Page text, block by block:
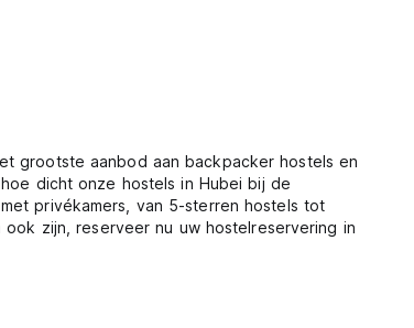
grootste aanbod aan backpacker hostels en
dicht onze hostels in Hubei bij de
privékamers, van 5-sterren hostels tot
zijn, reserveer nu uw hostelreservering in